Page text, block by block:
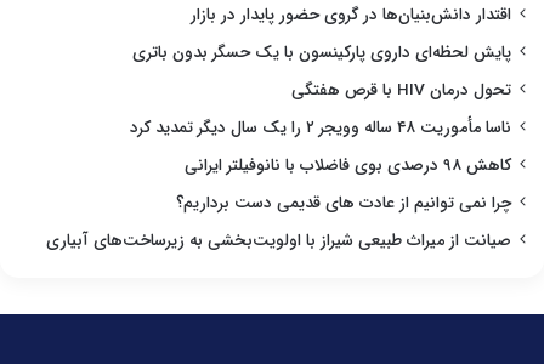
اقتدار دانش‌بنیان‌ها در گروی حضور پایدار در بازار
پایش لحظه‌ای داروی پارکینسون با یک حسگر بدون باتری
تحول درمان HIV با قرص هفتگی
ناسا مأموریت ۴۸ ساله وویجر ۲ را یک سال دیگر تمدید کرد
کاهش ۹۸ درصدی بوی فاضلاب با نانوفیلتر ایرانی
چرا نمی توانیم از عادت های قدیمی دست برداریم؟
صیانت از میراث طبیعی شیراز با اولویت‌بخشی به زیرساخت‌های آبیاری